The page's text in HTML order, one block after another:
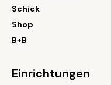
Schick
Shop
B+B
Einrichtungen